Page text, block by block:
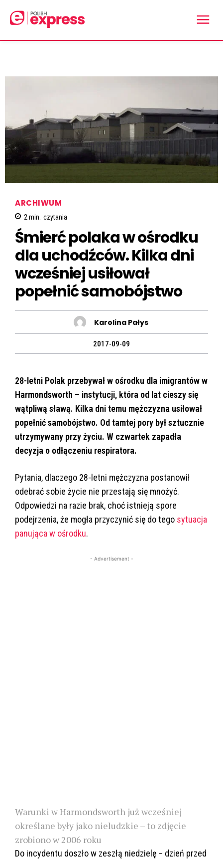
ARCHIWUM
2 min. czytania
Śmierć polaka w ośrodku
dla uchodźców. Kilka dni
wcześniej usiłował
popełnić samobójstwo
Karolina Pałys
2017-09-09
28-letni Polak przebywał w ośrodku dla imigrantów w
Harmondsworth – instytucji, która od lat cieszy się
wątpliwą sławą. Kilka dni temu mężczyzna usiłował
popełnić samobójstwo. Od tamtej pory był sztucznie
utrzymywany przy życiu. W czwartek zapadła
decyzja o odłączeniu respiratora.
Pytania, dlaczego 28-letni mężczyzna postanowił
odebrać sobie życie nie przestają się mnożyć.
Odpowiedzi na razie brak, choć istnieją spore
podejrzenia, że mogła przyczynić się do tego sytuacja
panująca w ośrodku.
- Advertisement -
Warunki w Harmondsworth już wcześniej
określane były jako nieludzkie – to zdjęcie
zrobiono w 2006 roku
Do incydentu doszło w zeszłą niedzielę – dzień przed